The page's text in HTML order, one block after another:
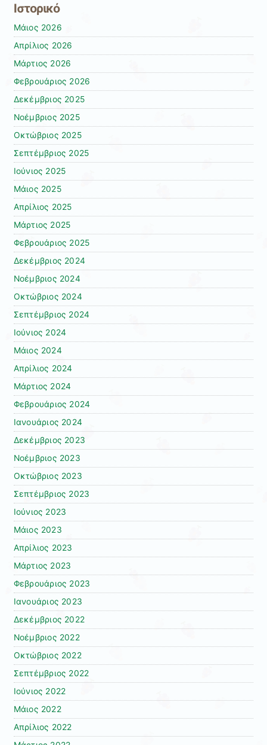
Ιστορικό
Μάιος 2026
Απρίλιος 2026
Μάρτιος 2026
Φεβρουάριος 2026
Δεκέμβριος 2025
Νοέμβριος 2025
Οκτώβριος 2025
Σεπτέμβριος 2025
Ιούνιος 2025
Μάιος 2025
Απρίλιος 2025
Μάρτιος 2025
Φεβρουάριος 2025
Δεκέμβριος 2024
Νοέμβριος 2024
Οκτώβριος 2024
Σεπτέμβριος 2024
Ιούνιος 2024
Μάιος 2024
Απρίλιος 2024
Μάρτιος 2024
Φεβρουάριος 2024
Ιανουάριος 2024
Δεκέμβριος 2023
Νοέμβριος 2023
Οκτώβριος 2023
Σεπτέμβριος 2023
Ιούνιος 2023
Μάιος 2023
Απρίλιος 2023
Μάρτιος 2023
Φεβρουάριος 2023
Ιανουάριος 2023
Δεκέμβριος 2022
Νοέμβριος 2022
Οκτώβριος 2022
Σεπτέμβριος 2022
Ιούνιος 2022
Μάιος 2022
Απρίλιος 2022